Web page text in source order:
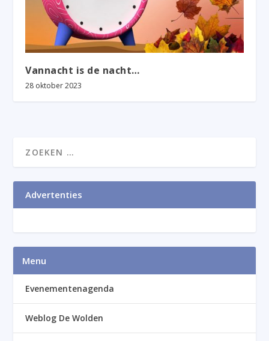
Vannacht is de nacht…
28 oktober 2023
Advertenties
Menu
Evenementenagenda
Weblog De Wolden